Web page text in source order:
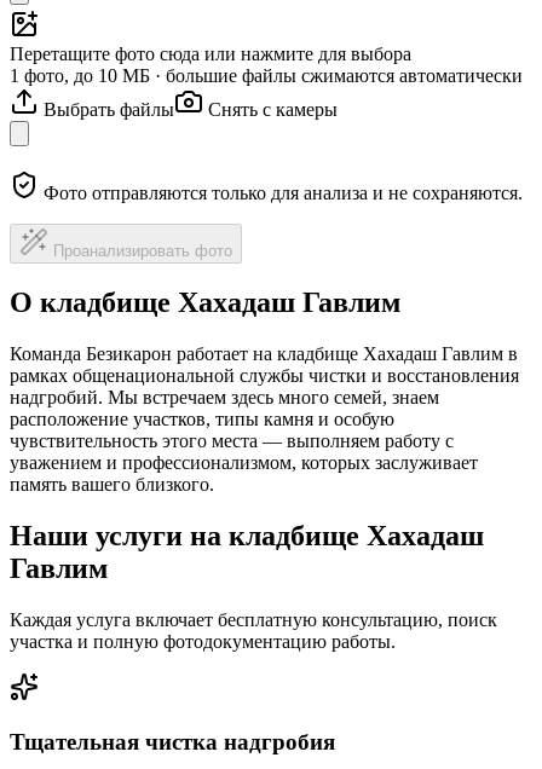
Перетащите фото сюда или нажмите для выбора
1 фото, до 10 МБ · большие файлы сжимаются автоматически
Выбрать файлы
Снять с камеры
Фото отправляются только для анализа и не сохраняются.
Проанализировать фото
О кладбище Хахадаш Гавлим
Команда Безикарон работает на кладбище Хахадаш Гавлим в
рамках общенациональной службы чистки и восстановления
надгробий. Мы встречаем здесь много семей, знаем
расположение участков, типы камня и особую
чувствительность этого места — выполняем работу с
уважением и профессионализмом, которых заслуживает
память вашего близкого.
Наши услуги на кладбище Хахадаш
Гавлим
Каждая услуга включает бесплатную консультацию, поиск
участка и полную фотодокументацию работы.
Тщательная чистка надгробия